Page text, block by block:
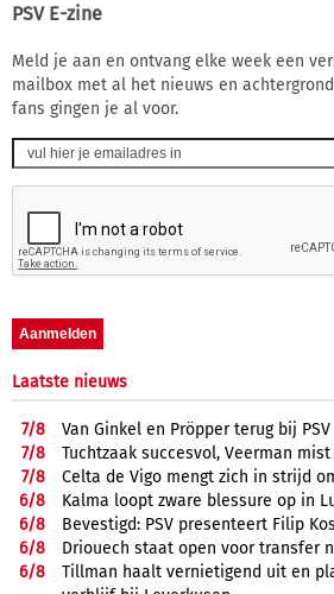
PSV E-zine
Meld je aan en ontvang elke week een
mailbox met al het nieuws en
fans gingen je al voor.
Laatste nieuws
7/8
Van Ginkel en Pröpper terug bij PSV
7/8
Tuchtzaak succesvol, Veerman
7/8
Celta de Vigo mengt zich in strijd
6/8
Kalma loopt zware blessure op in
6/8
Bevestigd: PSV presenteert Filip
6/8
Driouech staat open voor transfer
6/8
Tillman haalt vernietigend uit en